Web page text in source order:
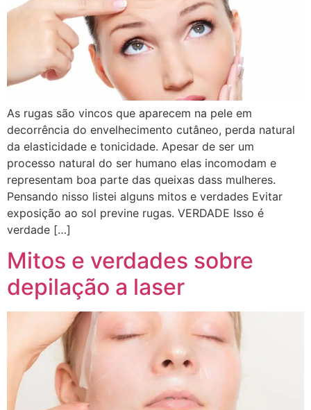
As rugas são vincos que aparecem na pele em
decorrência do envelhecimento cutâneo, perda natural
da elasticidade e tonicidade. Apesar de ser um
processo natural do ser humano elas incomodam e
representam boa parte das queixas dass mulheres.
Pensando nisso listei alguns mitos e verdades Evitar
exposição ao sol previne rugas. VERDADE Isso é
verdade […]
Mitos e verdades sobre
depilação a laser